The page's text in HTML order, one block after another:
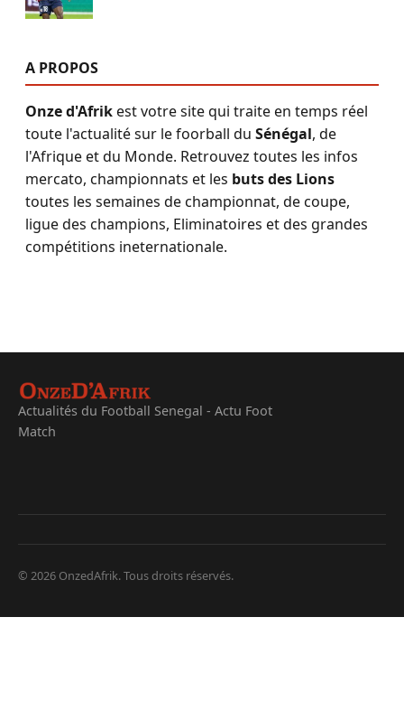
A PROPOS
Onze d'Afrikest votre site qui traite en temps réel
toute l'actualité sur le foorball du Sénégal, de
l'Afrique et du Monde. Retrouvez toutes les infos
mercato, championnats et les buts des Lions
toutes les semaines de championnat, de coupe,
ligue des champions, Eliminatoires et des grandes
compétitions ineternationale.
Actualités du Football Senegal - Actu Foot
Match
© 2026 OnzedAfrik. Tous droits réservés.